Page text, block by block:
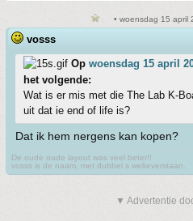
• woensdag 15 april
vosss
Op woensdag 15 april
het volgende:
Wat is er mis met die The Lab K-
uit dat ie end of life is?
Dat ik hem nergens kan kopen?
De oude oude layout was veel beter!!
vosss is de naam, met dubbel s welteverstaan.
▼ Advertentie